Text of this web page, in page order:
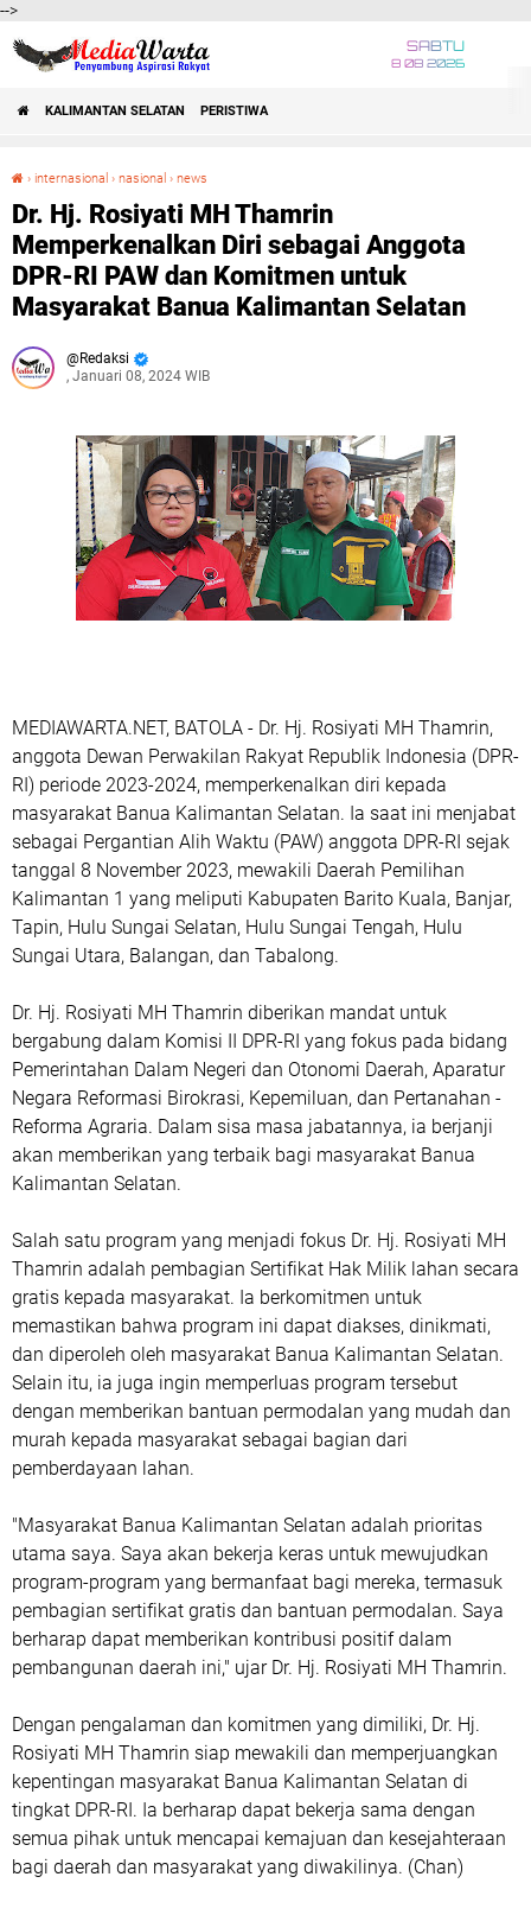
-->
SABTU
8 08 2026
KALIMANTAN SELATAN PERISTIWA
› internasional › nasional › news
Dr. Hj. Rosiyati MH Thamrin
Memperkenalkan Diri sebagai Anggota
DPR-RI PAW dan Komitmen untuk
Masyarakat Banua Kalimantan Selatan
Redaksi
, Januari 08, 2024 WIB
MEDIAWARTA.NET, BATOLA - Dr. Hj. Rosiyati MH Thamrin,
anggota Dewan Perwakilan Rakyat Republik Indonesia (DPR-
RI) periode 2023-2024, memperkenalkan diri kepada
masyarakat Banua Kalimantan Selatan. Ia saat ini menjabat
sebagai Pergantian Alih Waktu (PAW) anggota DPR-RI sejak
tanggal 8 November 2023, mewakili Daerah Pemilihan
Kalimantan 1 yang meliputi Kabupaten Barito Kuala, Banjar,
Tapin, Hulu Sungai Selatan, Hulu Sungai Tengah, Hulu
Sungai Utara, Balangan, dan Tabalong.
Dr. Hj. Rosiyati MH Thamrin diberikan mandat untuk
bergabung dalam Komisi II DPR-RI yang fokus pada bidang
Pemerintahan Dalam Negeri dan Otonomi Daerah, Aparatur
Negara Reformasi Birokrasi, Kepemiluan, dan Pertanahan -
Reforma Agraria. Dalam sisa masa jabatannya, ia berjanji
akan memberikan yang terbaik bagi masyarakat Banua
Kalimantan Selatan.
Salah satu program yang menjadi fokus Dr. Hj. Rosiyati MH
Thamrin adalah pembagian Sertifikat Hak Milik lahan secara
gratis kepada masyarakat. Ia berkomitmen untuk
memastikan bahwa program ini dapat diakses, dinikmati,
dan diperoleh oleh masyarakat Banua Kalimantan Selatan.
Selain itu, ia juga ingin memperluas program tersebut
dengan memberikan bantuan permodalan yang mudah dan
murah kepada masyarakat sebagai bagian dari
pemberdayaan lahan.
"Masyarakat Banua Kalimantan Selatan adalah prioritas
utama saya. Saya akan bekerja keras untuk mewujudkan
program-program yang bermanfaat bagi mereka, termasuk
pembagian sertifikat gratis dan bantuan permodalan. Saya
berharap dapat memberikan kontribusi positif dalam
pembangunan daerah ini," ujar Dr. Hj. Rosiyati MH Thamrin.
Dengan pengalaman dan komitmen yang dimiliki, Dr. Hj.
Rosiyati MH Thamrin siap mewakili dan memperjuangkan
kepentingan masyarakat Banua Kalimantan Selatan di
tingkat DPR-RI. Ia berharap dapat bekerja sama dengan
semua pihak untuk mencapai kemajuan dan kesejahteraan
bagi daerah dan masyarakat yang diwakilinya. (Chan)